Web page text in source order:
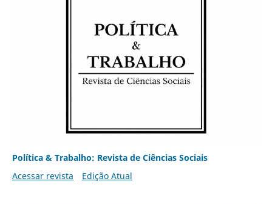
Política & Trabalho: Revista de Ciências Sociais
Acessar revista
Edição Atual